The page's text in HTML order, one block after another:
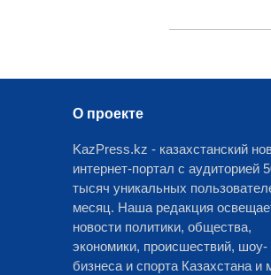
О проекте
KazPress.kz - казахстанский
интернет-портал с аудиторией
тысяч уникальных
месяц. Наша редакция
новости политики, общества,
экономики, происшествий, шоу-
бизнеса и спорта Казахстана и